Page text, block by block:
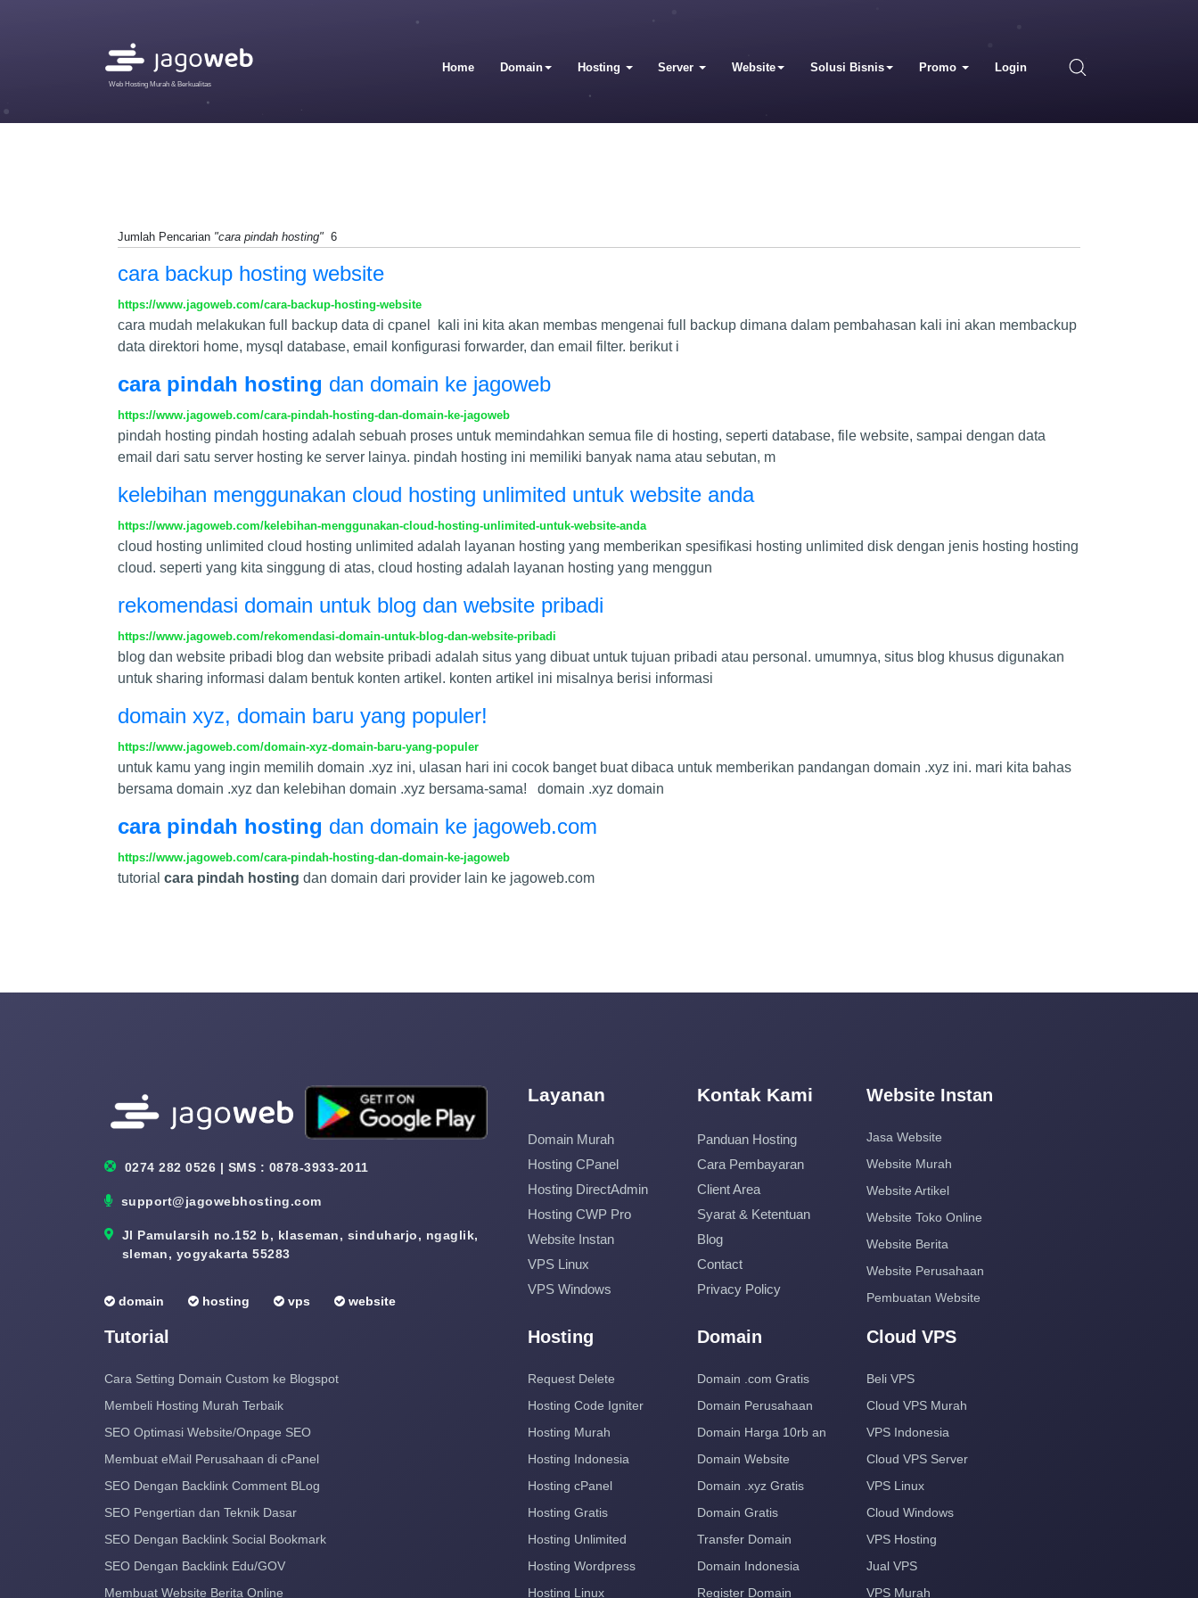
Web Hosting Murah & Berkualitas
Home Domain Hosting Server Website Solusi Bisnis Promo Login
Jumlah Pencarian "cara pindah hosting" 6
cara backup hosting website
https://www.jagoweb.com/cara-backup-hosting-website
cara mudah melakukan full backup data di cpanel kali ini kita akan membas mengenai full backup dimana dalam pembahasan kali ini akan membackup
data direktori home, mysql database, email konfigurasi forwarder, dan email filter. berikut i
cara pindah hosting dan domain ke jagoweb
https://www.jagoweb.com/cara-pindah-hosting-dan-domain-ke-jagoweb
pindah hosting pindah hosting adalah sebuah proses untuk memindahkan semua file di hosting, seperti database, file website, sampai dengan data
email dari satu server hosting ke server lainya. pindah hosting ini memiliki banyak nama atau sebutan, m
kelebihan menggunakan cloud hosting unlimited untuk website anda
https://www.jagoweb.com/kelebihan-menggunakan-cloud-hosting-unlimited-untuk-website-anda
cloud hosting unlimited cloud hosting unlimited adalah layanan hosting yang memberikan spesifikasi hosting unlimited disk dengan jenis hosting hosting
cloud. seperti yang kita singgung di atas, cloud hosting adalah layanan hosting yang menggun
rekomendasi domain untuk blog dan website pribadi
https://www.jagoweb.com/rekomendasi-domain-untuk-blog-dan-website-pribadi
blog dan website pribadi blog dan website pribadi adalah situs yang dibuat untuk tujuan pribadi atau personal. umumnya, situs blog khusus digunakan
untuk sharing informasi dalam bentuk konten artikel. konten artikel ini misalnya berisi informasi
domain xyz, domain baru yang populer!
https://www.jagoweb.com/domain-xyz-domain-baru-yang-populer
untuk kamu yang ingin memilih domain .xyz ini, ulasan hari ini cocok banget buat dibaca untuk memberikan pandangan domain .xyz ini. mari kita bahas
bersama domain .xyz dan kelebihan domain .xyz bersama-sama! domain .xyz domain
cara pindah hosting dan domain ke jagoweb.com
https://www.jagoweb.com/cara-pindah-hosting-dan-domain-ke-jagoweb
tutorial cara pindah hosting dan domain dari provider lain ke jagoweb.com
0274 282 0526 | SMS : 0878-3933-2011
support@jagowebhosting.com
Jl Pamularsih no.152 b, klaseman, sinduharjo, ngaglik,
sleman, yogyakarta 55283
domain hosting vps website
Layanan
Domain Murah
Hosting CPanel
Hosting DirectAdmin
Hosting CWP Pro
Website Instan
VPS Linux
VPS Windows
Kontak Kami
Panduan Hosting
Cara Pembayaran
Client Area
Syarat & Ketentuan
Blog
Contact
Privacy Policy
Website Instan
Jasa Website
Website Murah
Website Artikel
Website Toko Online
Website Berita
Website Perusahaan
Pembuatan Website
Tutorial
Cara Setting Domain Custom ke Blogspot
Membeli Hosting Murah Terbaik
SEO Optimasi Website/Onpage SEO
Membuat eMail Perusahaan di cPanel
SEO Dengan Backlink Comment BLog
SEO Pengertian dan Teknik Dasar
SEO Dengan Backlink Social Bookmark
SEO Dengan Backlink Edu/GOV
Membuat Website Berita Online
Hosting
Request Delete
Hosting Code Igniter
Hosting Murah
Hosting Indonesia
Hosting cPanel
Hosting Gratis
Hosting Unlimited
Hosting Wordpress
Hosting Linux
Domain
Domain .com Gratis
Domain Perusahaan
Domain Harga 10rb an
Domain Website
Domain .xyz Gratis
Domain Gratis
Transfer Domain
Domain Indonesia
Register Domain
Cloud VPS
Beli VPS
Cloud VPS Murah
VPS Indonesia
Cloud VPS Server
VPS Linux
Cloud Windows
VPS Hosting
Jual VPS
VPS Murah